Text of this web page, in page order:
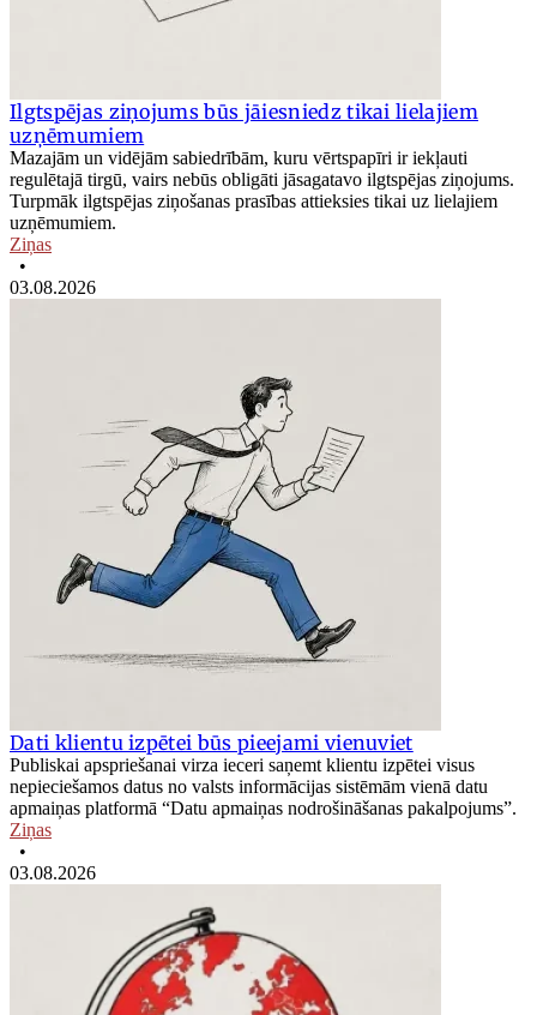
Ilgtspējas ziņojums būs jāiesniedz tikai lielajiem
uzņēmumiem
Mazajām un vidējām sabiedrībām, kuru vērtspapīri ir iekļauti
regulētajā tirgū, vairs nebūs obligāti jāsagatavo ilgtspējas ziņojums.
Turpmāk ilgtspējas ziņošanas prasības attieksies tikai uz lielajiem
uzņēmumiem.
Ziņas
•
03.08.2026
Dati klientu izpētei būs pieejami vienuviet
Publiskai apspriešanai virza ieceri saņemt klientu izpētei visus
nepieciešamos datus no valsts informācijas sistēmām vienā datu
apmaiņas platformā “Datu apmaiņas nodrošināšanas pakalpojums”.
Ziņas
•
03.08.2026